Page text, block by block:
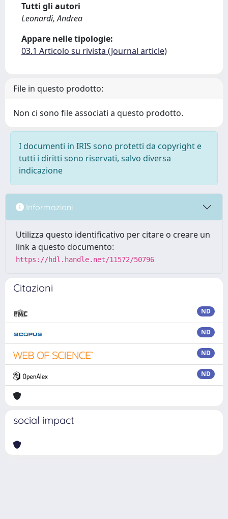
Tutti gli autori
Leonardi, Andrea
Appare nelle tipologie:
03.1 Articolo su rivista (Journal article)
File in questo prodotto:
Non ci sono file associati a questo prodotto.
I documenti in IRIS sono protetti da copyright e
tutti i diritti sono riservati, salvo diversa
indicazione
Informazioni
Utilizza questo identificativo per citare o creare un
link a questo documento:
https://hdl.handle.net/11572/50796
Citazioni
ND
ND
ND
ND
social impact